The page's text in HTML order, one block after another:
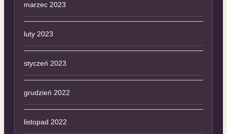
marzec 2023
luty 2023
styczeń 2023
grudzień 2022
listopad 2022